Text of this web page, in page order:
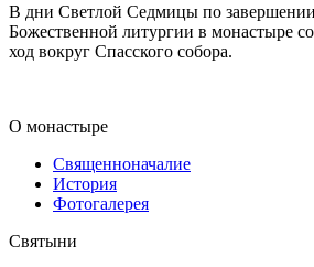
В дни Светлой Седмицы по
Божественной литургии в монастыре
ход вокруг Спасского собора.
О монастыре
Священноначалие
История
Фотогалерея
Святыни